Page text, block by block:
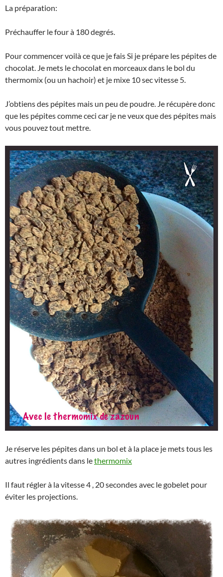
La préparation:
Préchauffer le four à 180 degrés.
Pour commencer voilà ce que je fais Si je prépare les pépites de
chocolat. Je mets le chocolat en morceaux dans le bol du
thermomix (ou un hachoir) et je mixe 10 sec vitesse 5.
J’obtiens des pépites mais un peu de poudre. Je récupère donc
que les pépites comme ceci car je ne veux que des pépites mais
vous pouvez tout mettre.
Je réserve les pépites dans un bol et à la place je mets tous les
autres ingrédients dans lethermomix
Il faut régler à la vitesse 4 , 20 secondes avec le gobelet pour
éviter les projections.